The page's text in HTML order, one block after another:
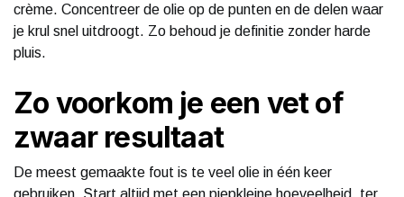
crème. Concentreer de olie op de punten en de delen waar
je krul snel uitdroogt. Zo behoud je definitie zonder harde
pluis.
Zo voorkom je een vet of
zwaar resultaat
De meest gemaakte fout is te veel olie in één keer
gebruiken. Start altijd met een piepkleine hoeveelheid, ter